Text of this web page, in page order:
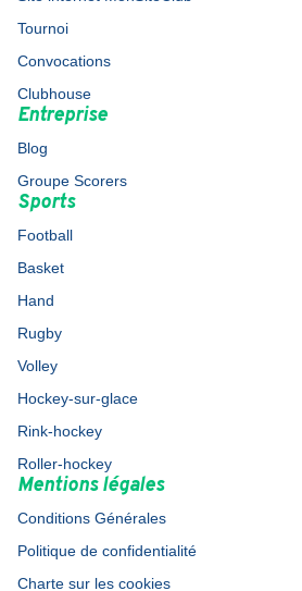
Tournoi
Convocations
Clubhouse
Entreprise
Blog
Groupe Scorers
Sports
Football
Basket
Hand
Rugby
Volley
Hockey-sur-glace
Rink-hockey
Roller-hockey
Mentions légales
Conditions Générales
Politique de confidentialité
Charte sur les cookies